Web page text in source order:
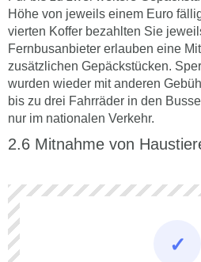
Höhe von jeweils einem Euro
vierten Koffer bezahlten Sie
Fernbusanbieter erlauben eine
zusätzlichen Gepäckstücken.
wurden wieder mit anderen
bis zu drei Fahrräder in den
nur im nationalen Verkehr.
Mitnahme von